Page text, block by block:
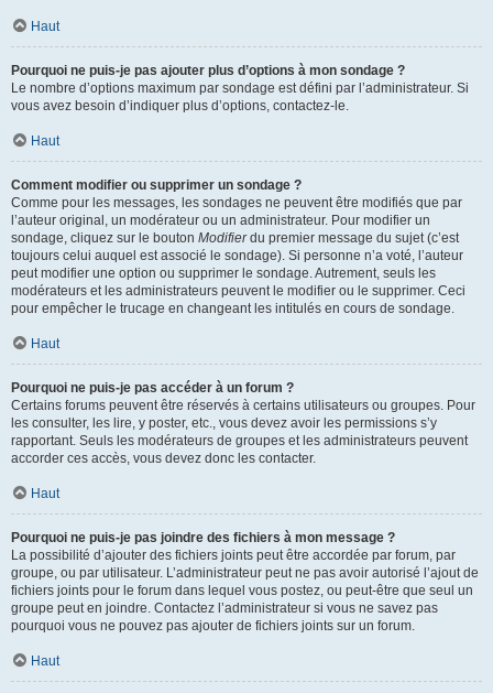
Haut
Pourquoi ne puis-je pas ajouter plus d’options à mon sondage ?
Le nombre d’options maximum par sondage est défini par l’administrateur. Si
vous avez besoin d’indiquer plus d’options, contactez-le.
Haut
Comment modifier ou supprimer un sondage ?
Comme pour les messages, les sondages ne peuvent être modifiés que par
l’auteur original, un modérateur ou un administrateur. Pour modifier un
sondage, cliquez sur le bouton Modifierdu premier message du sujet (c’est
toujours celui auquel est associé le sondage). Si personne n’a voté, l’auteur
peut modifier une option ou supprimer le sondage. Autrement, seuls les
modérateurs et les administrateurs peuvent le modifier ou le supprimer. Ceci
pour empêcher le trucage en changeant les intitulés en cours de sondage.
Haut
Pourquoi ne puis-je pas accéder à un forum ?
Certains forums peuvent être réservés à certains utilisateurs ou groupes. Pour
les consulter, les lire, y poster, etc., vous devez avoir les permissions s’y
rapportant. Seuls les modérateurs de groupes et les administrateurs peuvent
accorder ces accès, vous devez donc les contacter.
Haut
Pourquoi ne puis-je pas joindre des fichiers à mon message ?
La possibilité d’ajouter des fichiers joints peut être accordée par forum, par
groupe, ou par utilisateur. L’administrateur peut ne pas avoir autorisé l’ajout de
fichiers joints pour le forum dans lequel vous postez, ou peut-être que seul un
groupe peut en joindre. Contactez l’administrateur si vous ne savez pas
pourquoi vous ne pouvez pas ajouter de fichiers joints sur un forum.
Haut